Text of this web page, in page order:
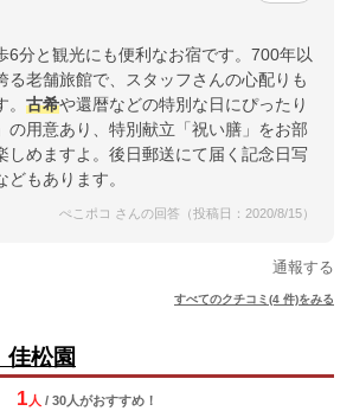
6分と観光にも便利なお宿です。700年以
る老舗旅館で、スタッフさんの心配りも
古希や還暦などの特別な日にぴったり
の用意あり、特別献立「祝い膳」をお部
しめますよ。後日郵送にて届く記念日写
もあります。
ぺこポコ さんの回答（投稿日：2020/8/15）
通報する
すべてのクチコミ(4 件)をみる
松園
1 人 / 30人がおすすめ！